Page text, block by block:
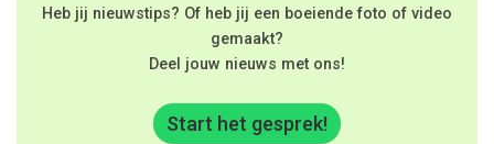
Heb jij nieuwstips? Of heb jij een boeiende foto of video
gemaakt?
Deel jouw nieuws met ons!
Start het gesprek!